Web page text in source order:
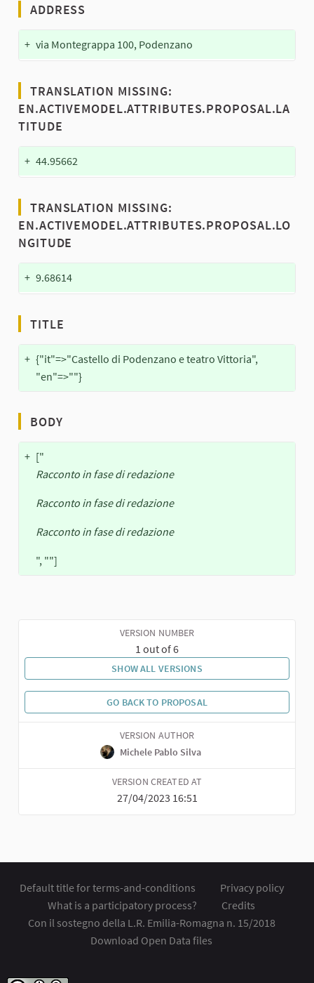
ADDRESS
+ via Montegrappa 100, Podenzano
TRANSLATION MISSING:
EN.ACTIVEMODEL.ATTRIBUTES.PROPOSAL.LA
TITUDE
+ 44.95662
TRANSLATION MISSING:
EN.ACTIVEMODEL.ATTRIBUTES.PROPOSAL.LO
NGITUDE
+ 9.68614
TITLE
+ {"it"=>"Castello di Podenzano e teatro Vittoria",
"en"=>""}
BODY
+ ["
Racconto in fase di redazione
Racconto in fase di redazione
Racconto in fase di redazione
", ""]
VERSION NUMBER
1 out of 6
SHOW ALL VERSIONS
GO BACK TO PROPOSAL
VERSION AUTHOR
Michele Pablo Silva
VERSION CREATED AT
27/04/2023 16:51
Default title for terms-and-conditions
Privacy policy
What is a participatory process?
Credits
Con il sostegno della L.R. Emilia-Romagna n. 15/2018
Download Open Data files